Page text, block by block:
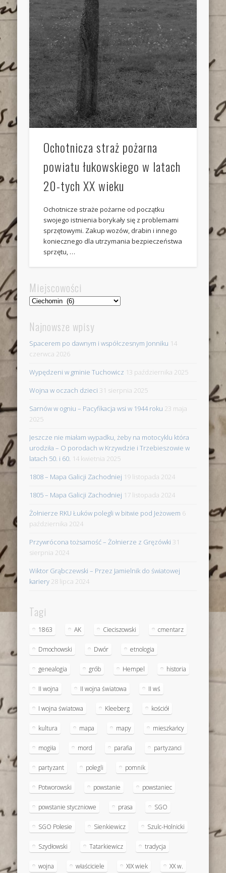
Ochotnicza straż pożarna
powiatu łukowskiego w latach
20-tych XX wieku
Ochotnicze straże pożarne od początku
swojego istnienia borykały się z problemami
sprzętowymi. Zakup wozów, drabin i innego
koniecznego dla utrzymania bezpieczeństwa
sprzętu, …
Miejscowości
Miejscowości
Najnowsze wpisy
Spacerem po dawnym i współczesnym Jonniku 14
czerwca 2026
Wypędzeni w gminie Tuchowicz 13 października 2025
Wojna w oczach dzieci 31 sierpnia 2025
Sarnów w ogniu – Pacyfikacja wsi w 1944 roku 23 maja
2025
Jeszcze nie miałam wypadku, żeby na motocyklu która
urodziła – O porodach w Krzywdzie i Trzebieszowie w
latach 50. i 60. 14 kwietnia 2025
1808 – Mapa Galicji Zachodniej 19 listopada 2024
1805 – Mapa Galicji Zachodniej 17 listopada 2024
Żołnierze RKU Łuków polegli w bitwie pod Jeżowem 6
października 2024
Przywrócona tożsamość – Żołnierze z Gręzówki 31
sierpnia 2024
Wiktor Grąbczewski – Przez Jamielnik do światowej
kariery 28 lipca 2024
Tagi
1863 AK Cieciszowski cmentarz
Dmochowski Dwór etnologia
genealogia grób Hempel historia
II wojna II wojna światowa II wś
I wojna światowa Kleeberg kościół
kultura mapa mapy mieszkańcy
mogiła mord parafia partyzanci
partyzant polegli pomnik
Potworowski powstanie powstaniec
powstanie styczniowe prasa SGO
SGO Polesie Sienkiewicz Szulc-Holnicki
Szydłowski Tatarkiewicz tradycja
wojna właściciele XIX wiek XX w.